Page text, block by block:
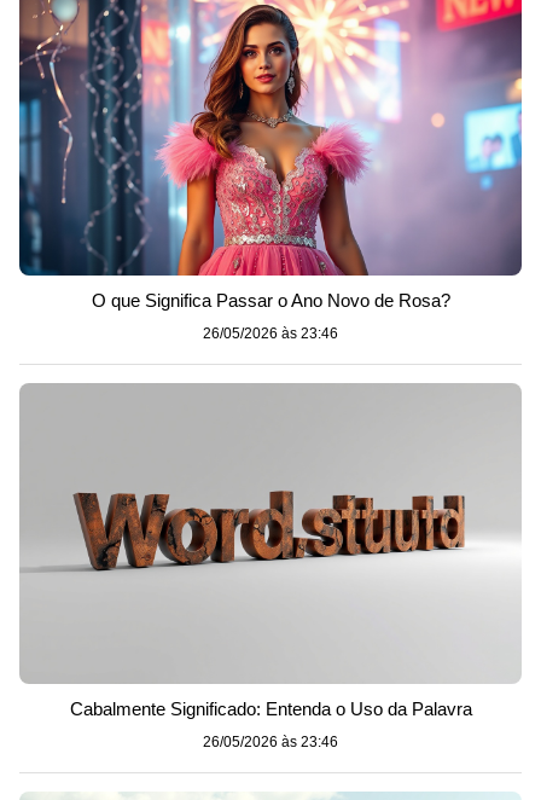
O que Significa Passar o Ano Novo de Rosa?
26/05/2026 às 23:46
Cabalmente Significado: Entenda o Uso da Palavra
26/05/2026 às 23:46